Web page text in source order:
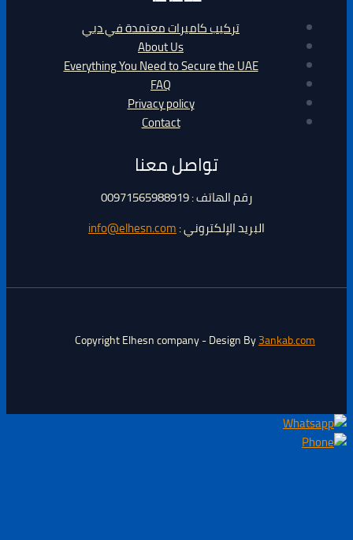
تركيب كاميرات معتمدة في دبي
Everything You Need to Secure the UAE
Privacy policy
تواصل معنا
رقم الهاتف : 00971565988919
البريد الإلكتروني :info@elhesn.com
Copyright Elhesn company - Design By